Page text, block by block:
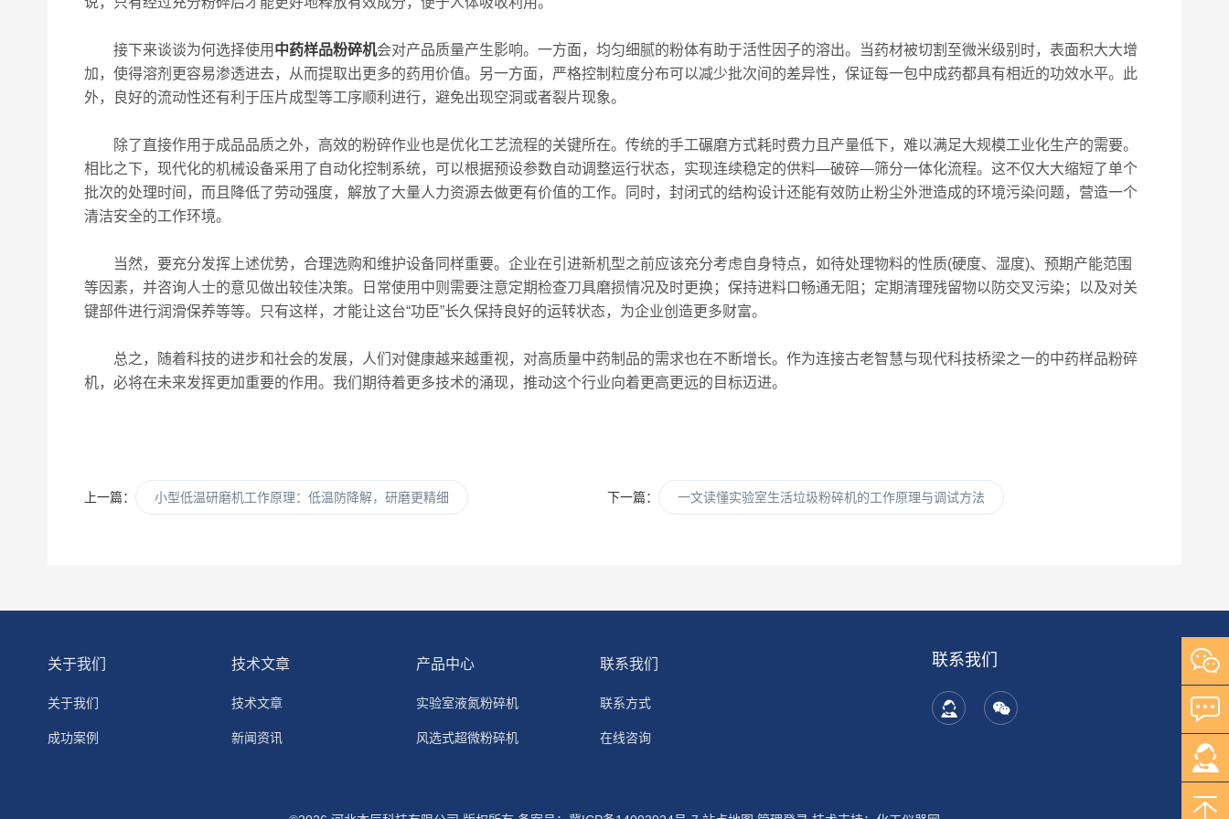
接下来谈谈为何选择使用 中药样品粉碎机会对产品质量产生影响。一方面，均匀细腻的粉体有助于活性因子的溶出。当药材被切割至微米级别时，表面积大大增
加，使得溶剂更容易渗透进去，从而提取出更多的药用价值。另一方面，严格控制粒度分布可以减少批次间的差异性，保证每一包中成药都具有相近的功效水平。此
外，良好的流动性还有利于压片成型等工序顺利进行，避免出现空洞或者裂片现象。
除了直接作用于成品品质之外，高效的粉碎作业也是优化工艺流程的关键所在。传统的手工碾磨方式耗时费力且产量低下，难以满足大规模工业化生产的需要。
相比之下，现代化的机械设备采用了自动化控制系统，可以根据预设参数自动调整运行状态，实现连续稳定的供料—破碎—筛分一体化流程。这不仅大大缩短了单个
批次的处理时间，而且降低了劳动强度，解放了大量人力资源去做更有价值的工作。同时，封闭式的结构设计还能有效防止粉尘外泄造成的环境污染问题，营造一个
清洁安全的工作环境。
当然，要充分发挥上述优势，合理选购和维护设备同样重要。企业在引进新机型之前应该充分考虑自身特点，如待处理物料的性质(硬度、湿度)、预期产能范围
等因素，并咨询人士的意见做出较佳决策。日常使用中则需要注意定期检查刀具磨损情况及时更换；保持进料口畅通无阻；定期清理残留物以防交叉污染；以及对关
键部件进行润滑保养等等。只有这样，才能让这台“功臣”长久保持良好的运转状态，为企业创造更多财富。
总之，随着科技的进步和社会的发展，人们对健康越来越重视，对高质量中药制品的需求也在不断增长。作为连接古老智慧与现代科技桥梁之一的中药样品粉碎
机，必将在未来发挥更加重要的作用。我们期待着更多技术的涌现，推动这个行业向着更高更远的目标迈进。
上一篇： 小型低温研磨机工作原理：低温防降解，研磨更精细 下一篇： 一文读懂实验室生活垃圾粉碎机的工作原理与调试方法
关于我们
关于我们
成功案例
技术文章
技术文章
新闻资讯
产品中心
实验室液氮粉碎机
风选式超微粉碎机
联系我们
联系方式
在线咨询
联系我们